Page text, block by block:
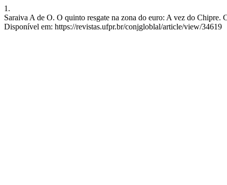
1.
Saraiva A de O. O quinto resgate na zona do euro: A vez do
Disponível em: https://revistas.ufpr.br/conjgloblal/article/view/34619